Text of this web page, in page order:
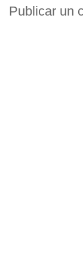
Publicar un